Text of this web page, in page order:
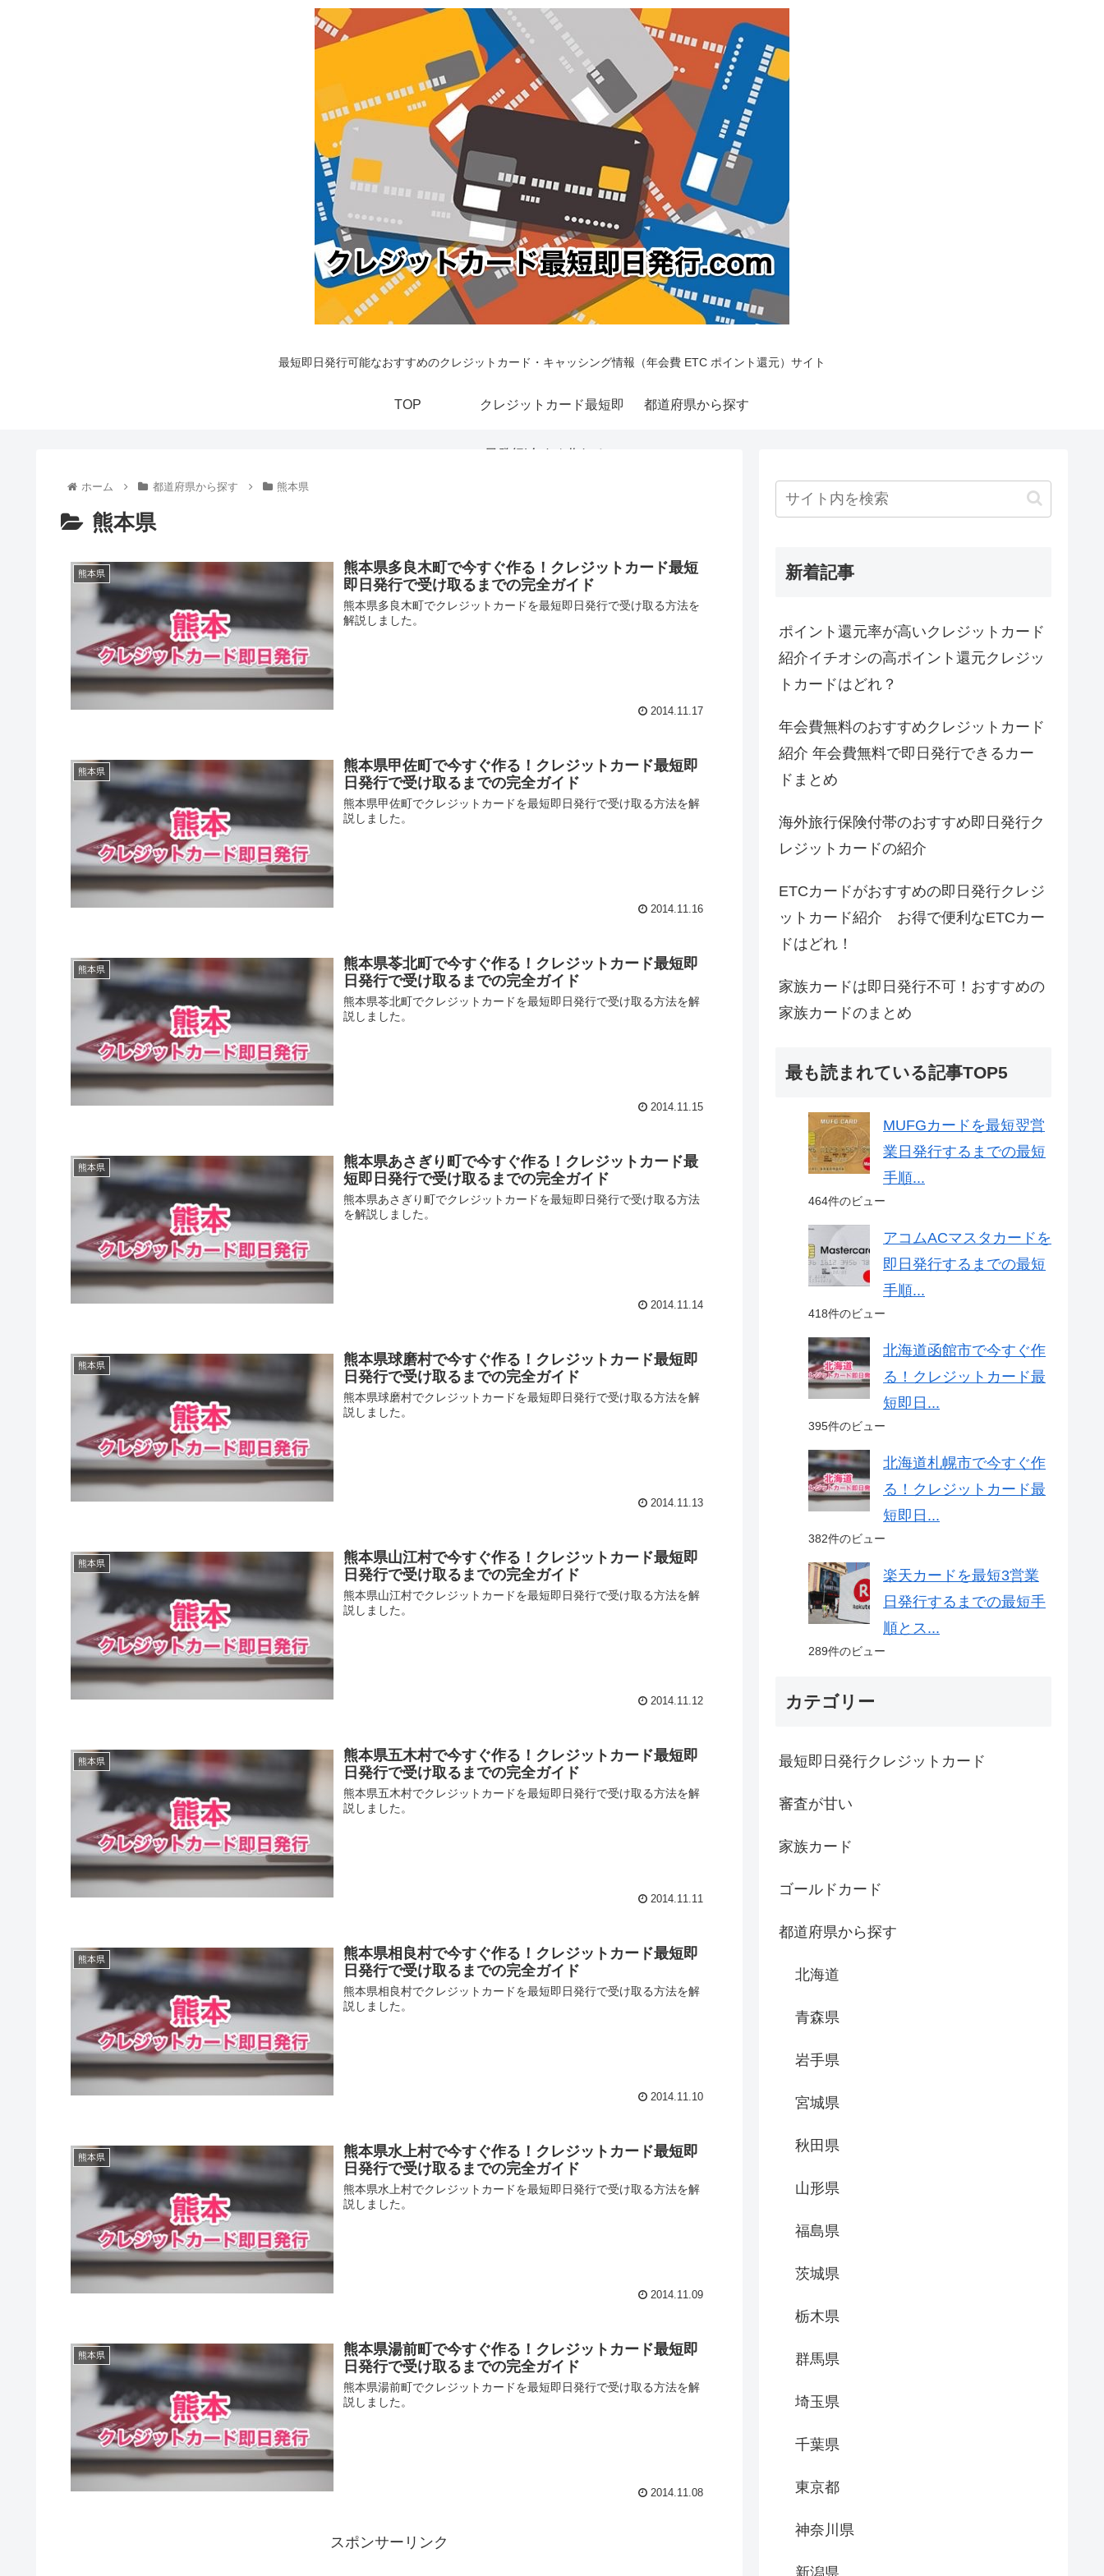
最短即日発行可能なおすすめのクレジットカード・キャッシング情報（年会費 ETC ポイント還元）サイト
TOP クレジットカード最短即
日発行|今すぐ作れる！
都道府県から探す
ホーム 都道府県から探す 熊本県
熊本県
熊本県
熊本県多良木町で今すぐ作る！クレジットカード最短
即日発行で受け取るまでの完全ガイド
熊本県多良木町でクレジットカードを最短即日発行で受け取る方法を
解説しました。
2014.11.17
熊本県
熊本県甲佐町で今すぐ作る！クレジットカード最短即
日発行で受け取るまでの完全ガイド
熊本県甲佐町でクレジットカードを最短即日発行で受け取る方法を解
説しました。
2014.11.16
熊本県
熊本県苓北町で今すぐ作る！クレジットカード最短即
日発行で受け取るまでの完全ガイド
熊本県苓北町でクレジットカードを最短即日発行で受け取る方法を解
説しました。
2014.11.15
熊本県
熊本県あさぎり町で今すぐ作る！クレジットカード最
短即日発行で受け取るまでの完全ガイド
熊本県あさぎり町でクレジットカードを最短即日発行で受け取る方法
を解説しました。
2014.11.14
熊本県
熊本県球磨村で今すぐ作る！クレジットカード最短即
日発行で受け取るまでの完全ガイド
熊本県球磨村でクレジットカードを最短即日発行で受け取る方法を解
説しました。
2014.11.13
熊本県
熊本県山江村で今すぐ作る！クレジットカード最短即
日発行で受け取るまでの完全ガイド
熊本県山江村でクレジットカードを最短即日発行で受け取る方法を解
説しました。
2014.11.12
熊本県
熊本県五木村で今すぐ作る！クレジットカード最短即
日発行で受け取るまでの完全ガイド
熊本県五木村でクレジットカードを最短即日発行で受け取る方法を解
説しました。
2014.11.11
熊本県
熊本県相良村で今すぐ作る！クレジットカード最短即
日発行で受け取るまでの完全ガイド
熊本県相良村でクレジットカードを最短即日発行で受け取る方法を解
説しました。
2014.11.10
熊本県
熊本県水上村で今すぐ作る！クレジットカード最短即
日発行で受け取るまでの完全ガイド
熊本県水上村でクレジットカードを最短即日発行で受け取る方法を解
説しました。
2014.11.09
熊本県
熊本県湯前町で今すぐ作る！クレジットカード最短即
日発行で受け取るまでの完全ガイド
熊本県湯前町でクレジットカードを最短即日発行で受け取る方法を解
説しました。
2014.11.08
スポンサーリンク
新着記事
ポイント還元率が高いクレジットカード
紹介イチオシの高ポイント還元クレジッ
トカードはどれ？
年会費無料のおすすめクレジットカード
紹介 年会費無料で即日発行できるカー
ドまとめ
海外旅行保険付帯のおすすめ即日発行ク
レジットカードの紹介
ETCカードがおすすめの即日発行クレジ
ットカード紹介 お得で便利なETCカー
ドはどれ！
家族カードは即日発行不可！おすすめの
家族カードのまとめ
最も読まれている記事TOP5
MUFGカードを最短翌営
業日発行するまでの最短
手順...
464件のビュー
アコムACマスタカードを
即日発行するまでの最短
手順...
418件のビュー
北海道函館市で今すぐ作
る！クレジットカード最
短即日...
395件のビュー
北海道札幌市で今すぐ作
る！クレジットカード最
短即日...
382件のビュー
楽天カードを最短3営業
日発行するまでの最短手
順とス...
289件のビュー
カテゴリー
最短即日発行クレジットカード
審査が甘い
家族カード
ゴールドカード
都道府県から探す
北海道
青森県
岩手県
宮城県
秋田県
山形県
福島県
茨城県
栃木県
群馬県
埼玉県
千葉県
東京都
神奈川県
新潟県